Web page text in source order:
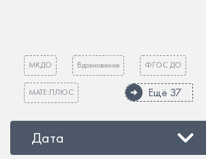
МКДО Вдохновение ФГОС ДО
МАТЕ:ПЛЮС Ещё 37
Дата